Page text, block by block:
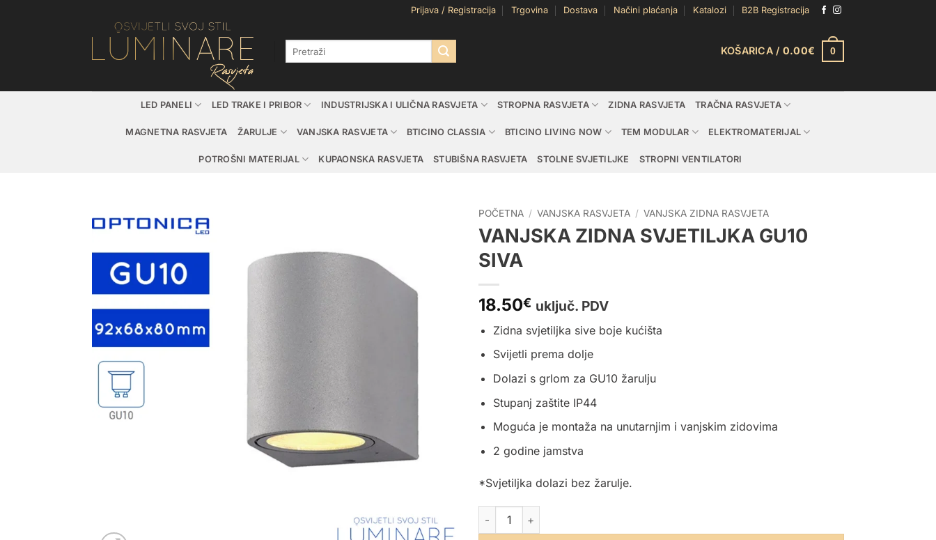
Prijava / Registracija Trgovina Dostava Načini plaćanja Katalozi B2B Registracija
KOŠARICA / 0.00€ 0
LED PANELI LED TRAKE I PRIBOR INDUSTRIJSKA I ULIČNA RASVJETA STROPNA RASVJETA ZIDNA RASVJETA TRAČNA RASVJETA
MAGNETNA RASVJETA ŽARULJE VANJSKA RASVJETA BTICINO CLASSIA BTICINO LIVING NOW TEM MODULAR ELEKTROMATERIJAL
POTROŠNI MATERIJAL KUPAONSKA RASVJETA STUBIŠNA RASVJETA STOLNE SVJETILJKE STROPNI VENTILATORI
POČETNA / VANJSKA RASVJETA / VANJSKA ZIDNA RASVJETA
VANJSKA ZIDNA SVJETILJKA GU10
SIVA
18.50€ uključ. PDV
Zidna svjetiljka sive boje kućišta
Svijetli prema dolje
Dolazi s grlom za GU10 žarulju
Stupanj zaštite IP44
Moguća je montaža na unutarnjim i vanjskim zidovima
2 godine jamstva
*Svjetiljka dolazi bez žarulje.
VANJSKA ZIDNA SVJETILJKA GU10 SIVA količina